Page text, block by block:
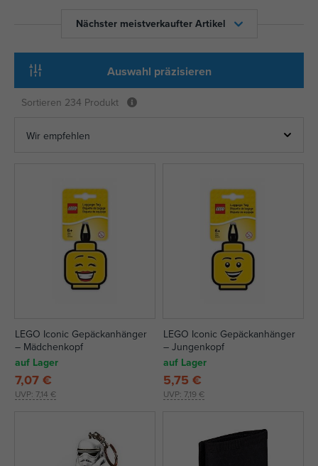
Nächster meistverkaufter Artikel
Auswahl präzisieren
Sortieren 234 Produkt
LEGO Iconic Gepäckanhänger
– Mädchenkopf
auf Lager
UVP: 7,14 €
7,07 €
LEGO Iconic Gepäckanhänger
– Jungenkopf
auf Lager
UVP: 7,19 €
5,75 €